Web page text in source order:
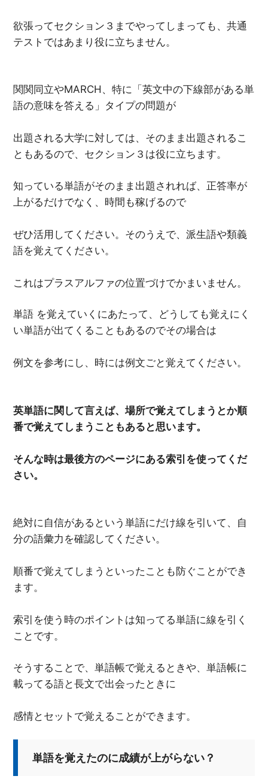
欲張ってセクション３までやってしまっても、共通
テストではあまり役に立ちません。
関関同立やMARCH、特に「英文中の下線部がある単
語の意味を答える」タイプの問題が
出題される大学に対しては、そのまま出題されるこ
ともあるので、セクション３は役に立ちます。
知っている単語がそのまま出題されれば、正答率が
上がるだけでなく、時間も稼げるので
ぜひ活用してください。そのうえで、派生語や類義
語を覚えてください。
これはプラスアルファの位置づけでかまいません。
単語 を覚えていくにあたって、どうしても覚えにく
い単語が出てくることもあるのでその場合は
例文を参考にし、時には例文ごと覚えてください。
英単語に関して言えば、場所で覚えてしまうとか順
番で覚えてしまうこともあると思います。
そんな時は最後方のページにある索引を使ってくだ
さい。
絶対に自信があるという単語にだけ線を引いて、自
分の語彙力を確認してください。
順番で覚えてしまうといったことも防ぐことができ
ます。
索引を使う時のポイントは知ってる単語に線を引く
ことです。
そうすることで、単語帳で覚えるときや、単語帳に
載ってる語と長文で出会ったときに
感情とセットで覚えることができます。
単語を覚えたのに成績が上がらない？